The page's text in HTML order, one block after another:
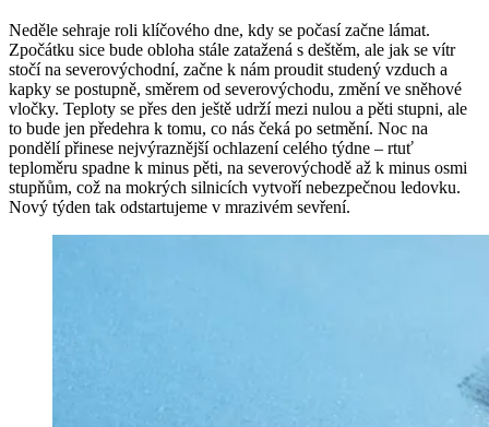
Neděle sehraje roli klíčového dne, kdy se počasí začne lámat.
Zpočátku sice bude obloha stále zatažená s deštěm, ale jak se vítr
stočí na severovýchodní, začne k nám proudit studený vzduch a
kapky se postupně, směrem od severovýchodu, změní ve sněhové
vločky. Teploty se přes den ještě udrží mezi nulou a pěti stupni, ale
to bude jen předehra k tomu, co nás čeká po setmění. Noc na
pondělí přinese nejvýraznější ochlazení celého týdne – rtuť
teploměru spadne k minus pěti, na severovýchodě až k minus osmi
stupňům, což na mokrých silnicích vytvoří nebezpečnou ledovku.
Nový týden tak odstartujeme v mrazivém sevření.